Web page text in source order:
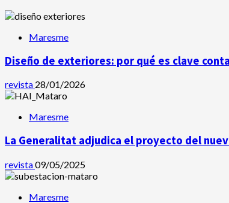
Maresme
Diseño de exteriores: por qué es clave
revista 28/01/2026
Maresme
La Generalitat adjudica el proyecto del
revista09/05/2025
Maresme